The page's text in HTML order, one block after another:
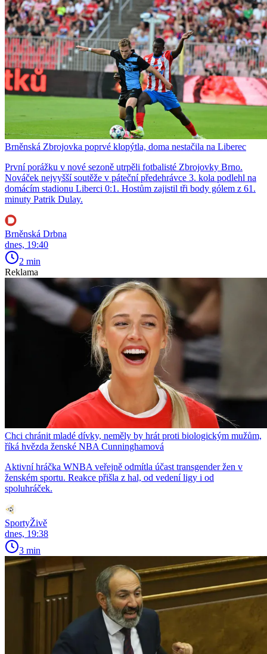
Brněnská Zbrojovka poprvé klopýtla, doma nestačila na Liberec
První porážku v nové sezoně utrpěli fotbalisté Zbrojovky Brno.
Nováček nejvyšší soutěže v páteční předehrávce 3. kola podlehl na
domácím stadionu Liberci 0:1. Hostům zajistil tři body gólem z 61.
minuty Patrik Dulay.
Brněnská Drbna
dnes, 19:40
2 min
Reklama
Chci chránit mladé dívky, neměly by hrát proti biologickým mužům,
říká hvězda ženské NBA Cunninghamová
Aktivní hráčka WNBA veřejně odmítla účast transgender žen v
ženském sportu. Reakce přišla z hal, od vedení ligy i od
spoluhráček.
SportyŽivě
dnes, 19:38
3 min